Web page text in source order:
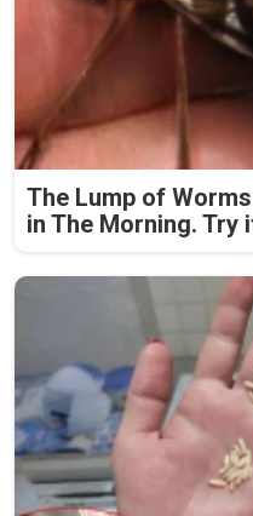
The Lump of
in The Morning. Try